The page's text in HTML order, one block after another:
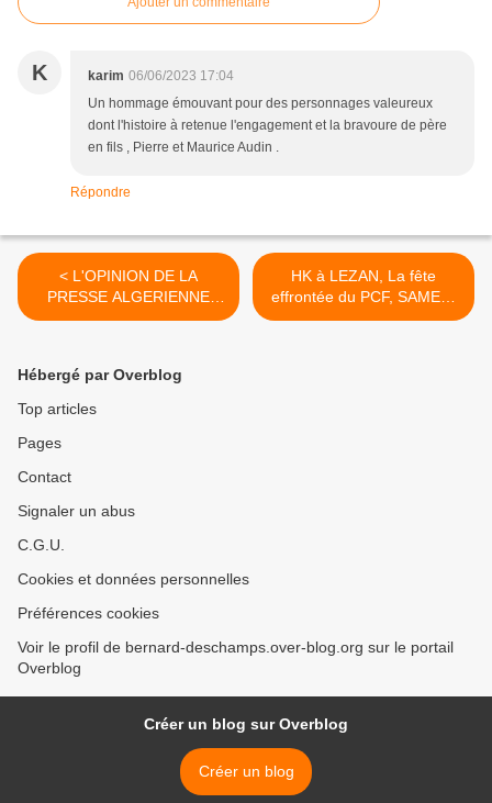
K karim 06/06/2023 17:04
Un hommage émouvant pour des personnages valeureux
dont l'histoire à retenue l'engagement et la bravoure de père
en fils , Pierre et Maurice Audin .
Répondre
< L'OPINION DE LA
PRESSE ALGERIENNE
SUR UN DE MES LIVRES.
HK à LEZAN, La fête
effrontée du PCF, SAMEDI
24 JUIN >
Hébergé par Overblog
Top articles
Pages
Contact
Signaler un abus
C.G.U.
Cookies et données personnelles
Préférences cookies
Voir le profil de bernard-deschamps.over-blog.org sur le portail
Overblog
Créer un blog sur Overblog
Créer un blog